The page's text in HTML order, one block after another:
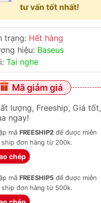
tư vấn tốt nhất!
trạng: Hết hàng
hiệu: Baseus
Tai nghe
Mã giảm giá
lượng, Freeship, Giá tốt,
ngay!
mã FREESHIP2
ship đơn hàng từ 200k.
chép
mã FREESHIP5
ship đơn hàng từ 500k.